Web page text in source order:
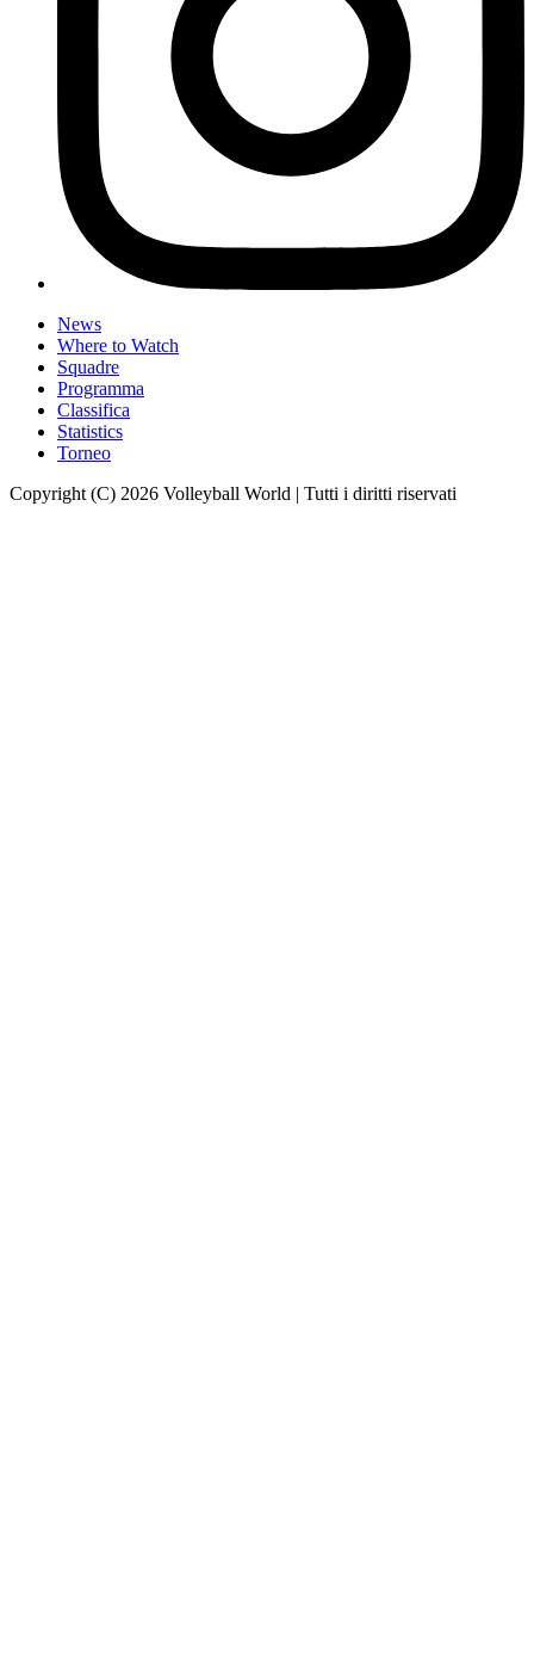
News
Where to Watch
Squadre
Programma
Classifica
Statistics
Torneo
Copyright (C) 2026 Volleyball World | Tutti i diritti riservati